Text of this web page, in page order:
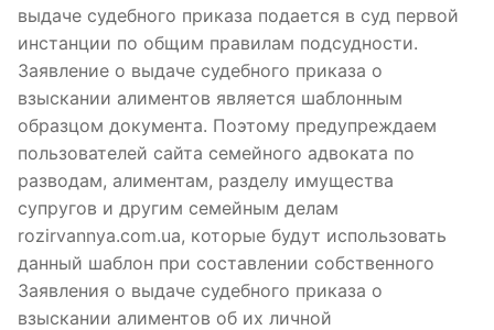
выдаче судебного приказа подается в суд первой
инстанции по общим правилам подсудности.
Заявление о выдаче судебного приказа о
взыскании алиментов является шаблонным
образцом документа. Поэтому предупреждаем
пользователей сайта семейного адвоката по
разводам, алиментам, разделу имущества
супругов и другим семейным делам
rozirvannya.com.ua, которые будут использовать
данный шаблон при составлении собственного
Заявления о выдаче судебного приказа о
взыскании алиментов об их личной